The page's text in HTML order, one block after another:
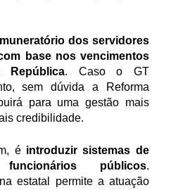
dos servidores
base nos vencimentos
. Caso o GT
sem dúvida a Reforma
para uma gestão mais
credibilidade.
é introduzir sistemas de
públicos.
estatal permite a atuação